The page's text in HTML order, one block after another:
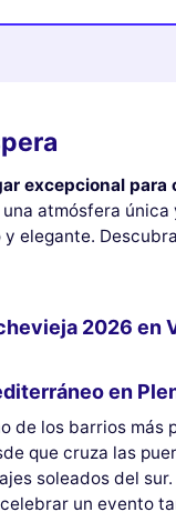
excepcional para
atmósfera
elegante.
2026 en
en
de los barrios más
que cruza las
soleados del sur.
un evento